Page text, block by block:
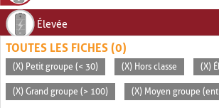
Élevée
TOUTES LES FICHES (0)
(X) Petit groupe (< 30) (X) Hors classe (X)
(X) Grand groupe (> 100) (X) Moyen groupe